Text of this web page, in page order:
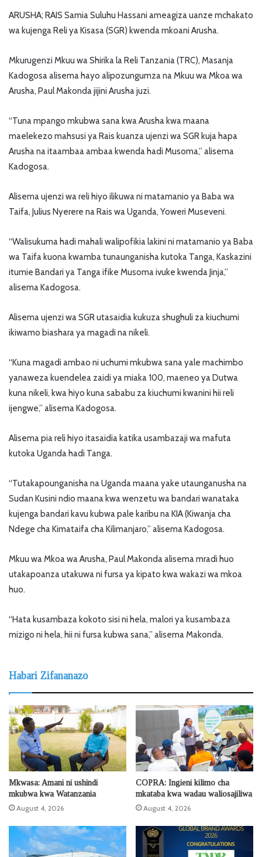
ARUSHA; RAIS Samia Suluhu Hassani ameagiza uanze mchakato
wa kujenga Reli ya Kisasa (SGR) kwenda mkoani Arusha.
Mkurugenzi Mkuu wa Shirika la Reli Tanzania (TRC), Masanja
Kadogosa alisema hayo alipozungumza na Mkuu wa Mkoa wa
Arusha, Paul Makonda jijini Arusha juzi.
“Tuna mpango mkubwa sana kwa Arusha kwa maana
maelekezo mahsusi ya Rais kuanza ujenzi wa SGR kuja hapa
Arusha na itaambaa ambaa kwenda hadi Musoma,’’ alisema
Kadogosa.
Alisema ujenzi wa reli hiyo ilikuwa ni matamanio ya Baba wa
Taifa, Julius Nyerere na Rais wa Uganda, Yoweri Museveni.
“Walisukuma hadi mahali walipofikia lakini ni matamanio ya Baba
wa Taifa kuona kwamba tunaunganisha kutoka Tanga, Kaskazini
itumie Bandari ya Tanga ifike Musoma ivuke kwenda Jinja,”
alisema Kadogosa.
Alisema ujenzi wa SGR utasaidia kukuza shughuli za kiuchumi
ikiwamo biashara ya magadi na nikeli.
“Kuna magadi ambao ni uchumi mkubwa sana yale machimbo
yanaweza kuendelea zaidi ya miaka 100, maeneo ya Dutwa
kuna nikeli, kwa hiyo kuna sababu za kiuchumi kwanini hii reli
ijengwe,” alisema Kadogosa.
Alisema pia reli hiyo itasaidia katika usambazaji wa mafuta
kutoka Uganda hadi Tanga.
“Tutakapounganisha na Uganda maana yake utaunganusha na
Sudan Kusini ndio maana kwa wenzetu wa bandari wanataka
kujenga bandari kavu kubwa pale karibu na KIA (Kiwanja cha
Ndege cha Kimataifa cha Kilimanjaro,” alisema Kadogosa.
Mkuu wa Mkoa wa Arusha, Paul Makonda alisema mradi huo
utakapoanza utakuwa ni fursa ya kipato kwa wakazi wa mkoa
huo.
“Hata kusambaza kokoto sisi ni hela, malori ya kusambaza
mizigo ni hela, hii ni fursa kubwa sana,” alisema Makonda.
Habari Zifananazo
Mkwasa: Amani ni ushindi
mkubwa kwa Watanzania
August 4, 2026
COPRA: Ingieni kilimo cha
mkataba kwa wadau waliosajiliwa
August 4, 2026